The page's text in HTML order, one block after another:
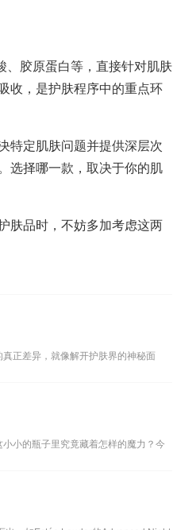
、胶原蛋白等，直接针对肌肤
收，是护肤程序中的重点环
特定肌肤问题并提供深层次
选择哪一款，取决于你的肌
肤品时，不妨多加考虑这两
正差异，就像解开护肤界的神秘面
小的瓶子里究竟藏着怎样的魔力？今